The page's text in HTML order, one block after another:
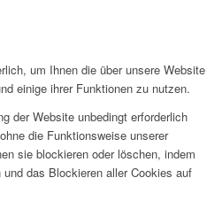
um Ihnen die über unsere Website
einige ihrer Funktionen zu nutzen.
der Website unbedingt erforderlich
die Funktionsweise unserer
sie blockieren oder löschen, indem
das Blockieren aller Cookies auf